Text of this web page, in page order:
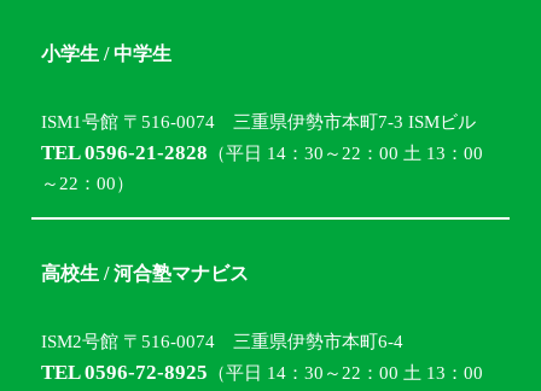
小学生 / 中学生
ISM1号館 〒516-0074 三重県伊勢市本町7-3 ISMビル
TEL 0596-21-2828 （平日 14：30～22：00 土 13：00
～22：00）
高校生 / 河合塾マナビス
ISM2号館 〒516-0074 三重県伊勢市本町6-4
TEL 0596-72-8925 （平日 14：30～22：00 土 13：00